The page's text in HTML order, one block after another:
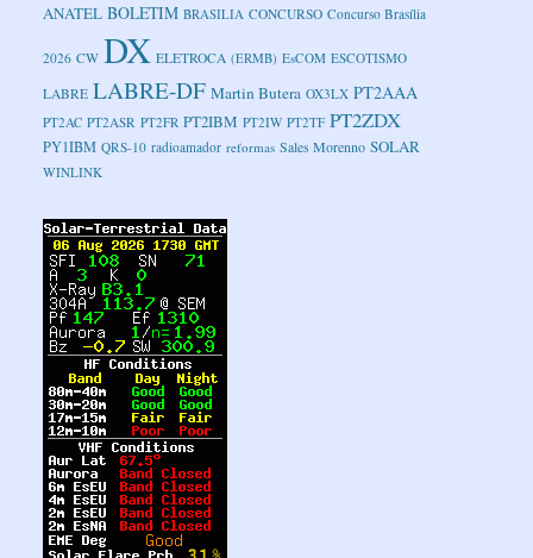
ANATEL BOLETIM BRASILIA CONCURSO Concurso Brasília
2026 CW DX ELETROCA (ERMB) EsCOM ESCOTISMO
LABRE LABRE-DF Martin Butera OX3LX PT2AAA
PT2AC PT2ASR PT2FR PT2IBM PT2IW PT2TF PT2ZDX
PY1IBM QRS-10 radioamador reformas Sales Morenno SOLAR
WINLINK